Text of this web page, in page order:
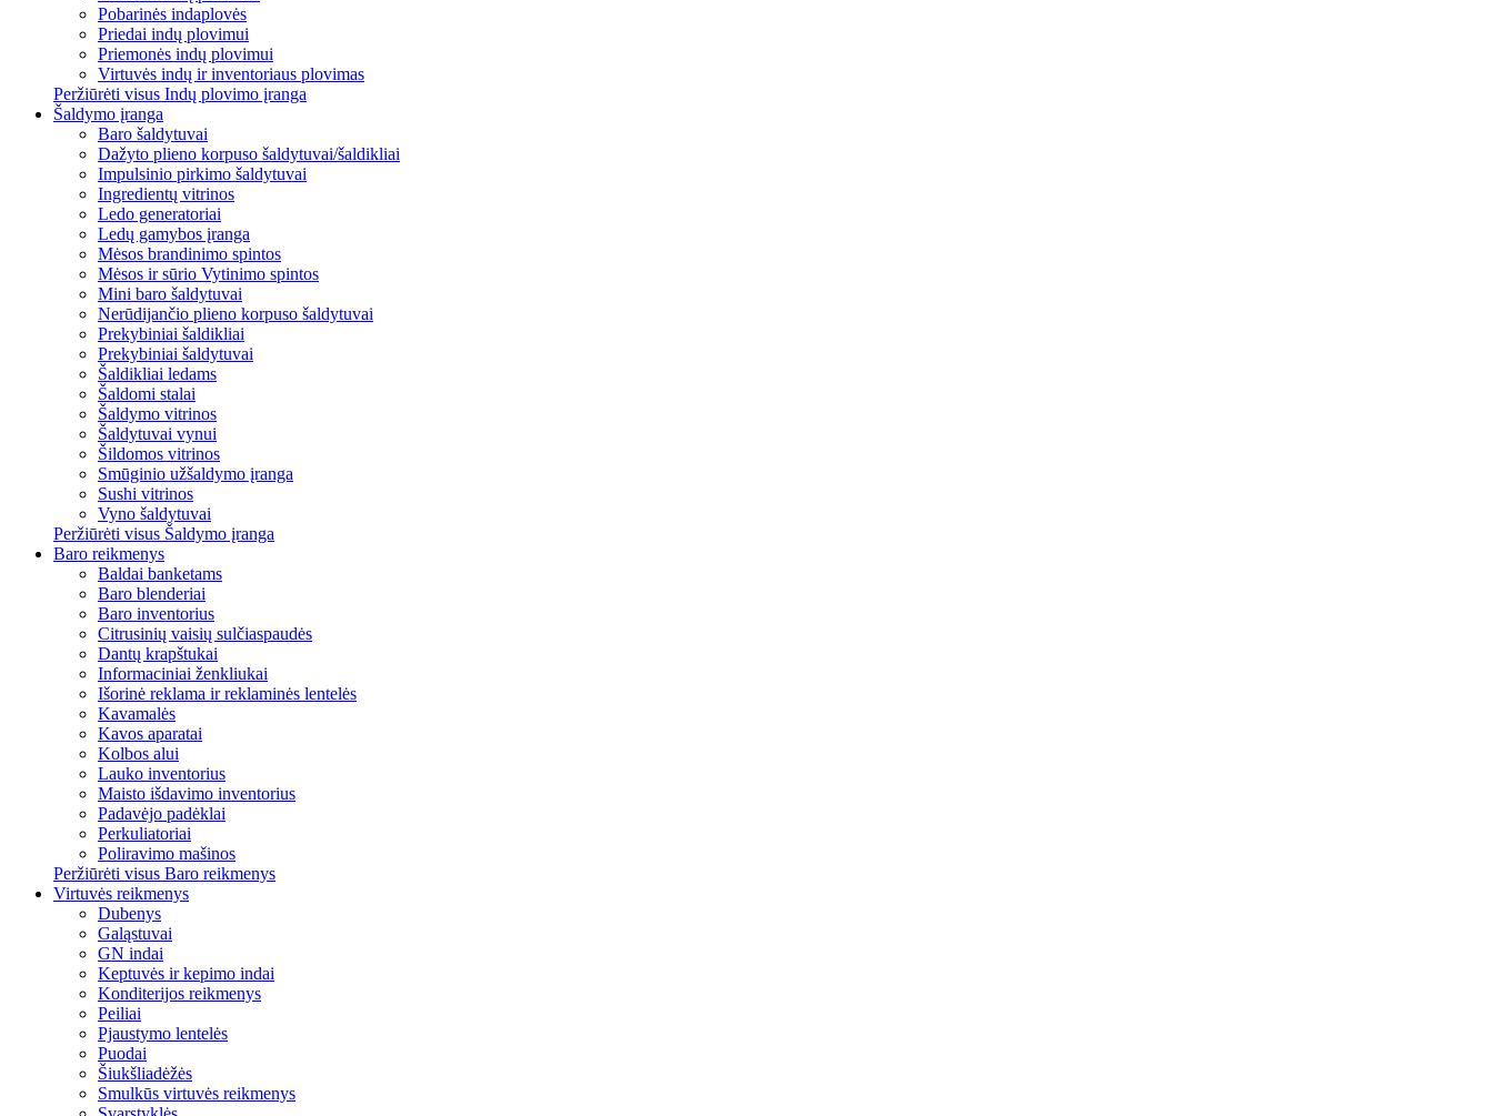
Pobarinės indaplovės
Priedai indų plovimui
Priemonės indų plovimui
Virtuvės indų ir inventoriaus plovimas
Peržiūrėti visus Indų plovimo įranga
Šaldymo įranga
Baro šaldytuvai
Dažyto plieno korpuso šaldytuvai/šaldikliai
Impulsinio pirkimo šaldytuvai
Ingredientų vitrinos
Ledo generatoriai
Ledų gamybos įranga
Mėsos brandinimo spintos
Mėsos ir sūrio Vytinimo spintos
Mini baro šaldytuvai
Nerūdijančio plieno korpuso šaldytuvai
Prekybiniai šaldikliai
Prekybiniai šaldytuvai
Šaldikliai ledams
Šaldomi stalai
Šaldymo vitrinos
Šaldytuvai vynui
Šildomos vitrinos
Smūginio užšaldymo įranga
Sushi vitrinos
Vyno šaldytuvai
Peržiūrėti visus Šaldymo įranga
Baro reikmenys
Baldai banketams
Baro blenderiai
Baro inventorius
Citrusinių vaisių sulčiaspaudės
Dantų krapštukai
Informaciniai ženkliukai
Išorinė reklama ir reklaminės lentelės
Kavamalės
Kavos aparatai
Kolbos alui
Lauko inventorius
Maisto išdavimo inventorius
Padavėjo padėklai
Perkuliatoriai
Poliravimo mašinos
Peržiūrėti visus Baro reikmenys
Virtuvės reikmenys
Dubenys
Galąstuvai
GN indai
Keptuvės ir kepimo indai
Konditerijos reikmenys
Peiliai
Pjaustymo lentelės
Puodai
Šiukšliadėžės
Smulkūs virtuvės reikmenys